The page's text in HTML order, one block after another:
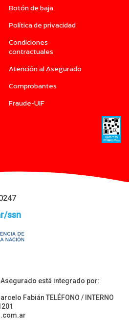
Botón de baja
Política de privacidad
Condiciones
contractuales
Atención al Asegurado
Comprobantes
Fraude-UIF
ssn
está integrado por:
Fabián TELÉFONO / INTERNO